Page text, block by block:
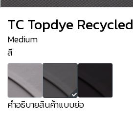
TC Topdye Recycled
Medium
สี
คำอธิบายสินค้าแบบย่อ